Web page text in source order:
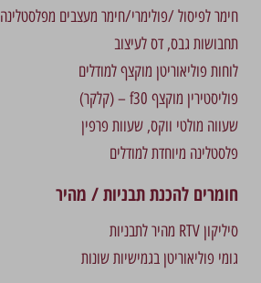
חימר לפיסול /פולימרי/חימר מעצבים מפלסטלינה
תחבושות גבס, דס לעיצוב
לוחות פוליאוריטן מוקצף למודלים
פוליסטירין מוקצף f30 – (קלקר)
שעווה מולטי ווקס, שעוות פרפין
פלסטלינה מיוחדת למודלים
חומרים להכנת תבניות / מהיר
סיליקון RTV מהיר לתבניות
גומי פוליאוריטן בגמישיות שונות